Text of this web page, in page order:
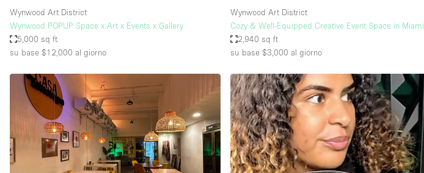
Wynwood Art District
Wynwood POPUP Space x Art x Events x Gallery
5,000 sq ft
su base $12,000 al giorno
Wynwood Art District
Cozy & Well-Equipped Creative Event Space in Miami
2,940 sq ft
su base $3,000 al giorno